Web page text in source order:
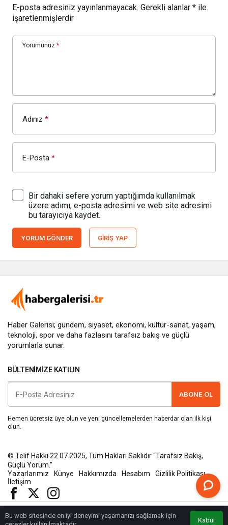
E-posta adresiniz yayınlanmayacak. Gerekli alanlar * ile
işaretlenmişlerdir
Yorumunuz *
Adınız *
E-Posta *
Bir dahaki sefere yorum yaptığımda kullanılmak
üzere adımı, e-posta adresimi ve web site adresimi
bu tarayıcıya kaydet.
YORUM GÖNDER GIRIŞ YAP
Bu web sitesinde en iyi deneyimi yaşamanızı sağlamak için
Kabul
Haber Galerisi; gündem, siyaset, ekonomi, kültür-sanat, yaşam,
teknoloji, spor ve daha fazlasını tarafsız bakış ve güçlü
yorumlarla sunar.
BÜLTENIMIZE KATILIN
ABONE OL
Hemen ücretsiz üye olun ve yeni güncellemelerden haberdar olan ilk kişi
olun.
© Telif Hakkı 22.07.2025, Tüm Hakları Saklıdır “Tarafsız Bakış,
Güçlü Yorum.”
Yazarlarımız
Künye Hakkımızda Hesabım
Gizlilik Politikası
İletişim
Anasayfa Trafik